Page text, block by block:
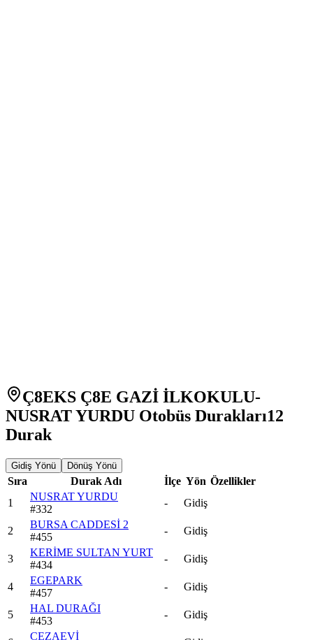
Ç8EKS Ç8E GAZİ İLKOKULU-
NUSRAT YURDU Otobüs Durakları12
Durak
Gidiş Yönü Dönüş Yönü
Sıra Durak Adı İlçe Yön Özellikler
1
NUSRAT YURDU
#332
- Gidiş
2
BURSA CADDESİ 2
#455
- Gidiş
3
KERİME SULTAN YURT
#434
- Gidiş
4
EGEPARK
#457
- Gidiş
5
HAL DURAĞI
#453
- Gidiş
CEZAEVİ